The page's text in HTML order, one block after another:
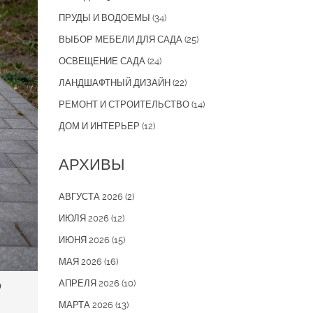
ПРУДЫ И ВОДОЕМЫ (34)
ВЫБОР МЕБЕЛИ ДЛЯ САДА (25)
ОСВЕЩЕНИЕ САДА (24)
ЛАНДШАФТНЫЙ ДИЗАЙН (22)
РЕМОНТ И СТРОИТЕЛЬСТВО (14)
ДОМ И ИНТЕРЬЕР (12)
АРХИВЫ
АВГУСТА 2026 (2)
ИЮЛЯ 2026 (12)
ИЮНЯ 2026 (15)
МАЯ 2026 (16)
АПРЕЛЯ 2026 (10)
МАРТА 2026 (13)